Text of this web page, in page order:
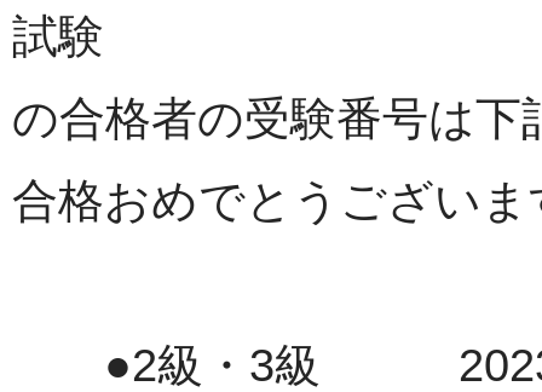
試験
の合格者の受験番号は
合格おめでとうございま
●2級・3級 2023